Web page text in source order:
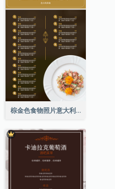
棕金色食物照片意大利食物菜單